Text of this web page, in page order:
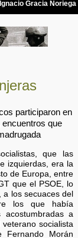
participaron en
que
que las
izquierdas, era la
de Europa, entre
que el PSOE, lo
los secuaces del
los que había
acostumbradas a
socialista
Fernando Morán